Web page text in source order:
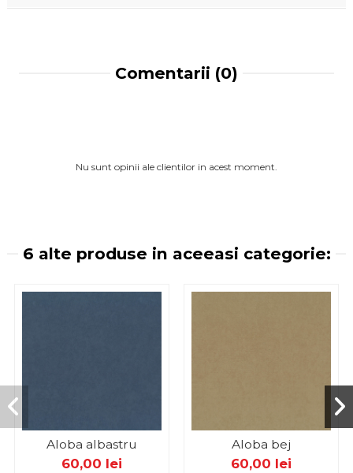
Comentarii (0)
Nu sunt opinii ale clientilor in acest moment.
6 alte produse in aceeasi categorie:
Aloba albastru
60,00 lei
Aloba bej
60,00 lei